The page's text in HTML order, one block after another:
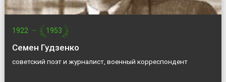
1922 — 1953
Семен Гудзенко
советский поэт и журналист, военный корреспондент